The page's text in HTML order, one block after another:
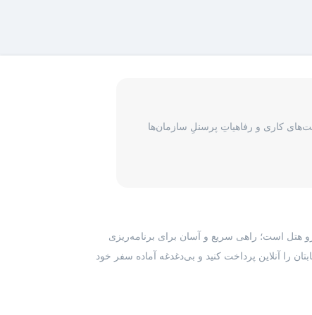
کاری و رفاهیاتِ پرسنلِ سازمان‌ها
هتل است؛ راهی سریع و آسان برای برنامه‌ریزی
را آنلاین پرداخت کنید و بی‌دغدغه آماده سفر خود